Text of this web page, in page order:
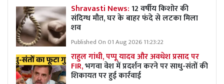
Shravasti News:12 वर्षीय किशोर की
संदिग्ध मौत, घर के बाहर फंदे से लटका मिला
शव
Published On 01 Aug 2026 11:23:22
राहुल गांधी, पप्पू यादव और अवधेश प्रसाद पर
FIR,भगवा वेश में प्रदर्शन करने पर साधु-संतों की
शिकायत पर हुई कार्रवाई